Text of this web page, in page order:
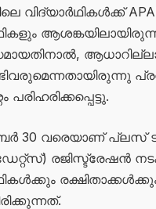
വിദ്യാർഥികൾക്ക്
30 വരെയാണ് പ്ലസ്
രജിസ്ട്രേഷൻ